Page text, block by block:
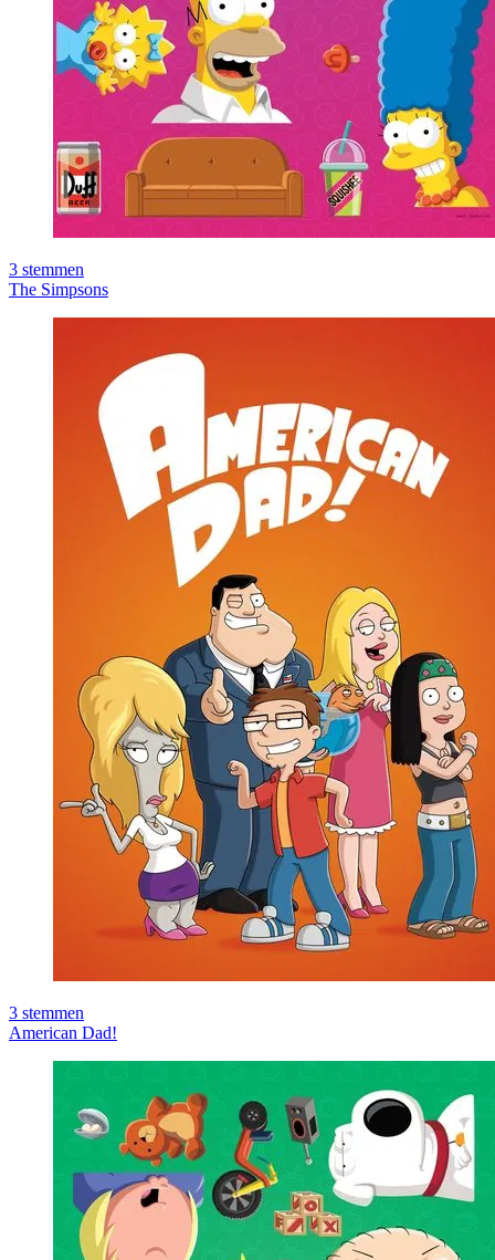
3 stemmen
The Simpsons
3 stemmen
American Dad!